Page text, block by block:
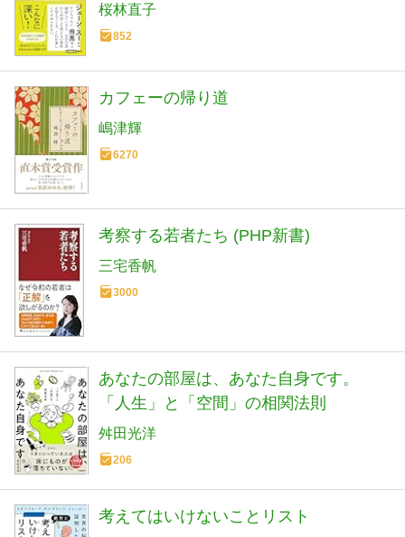
桜林直子
852
カフェーの帰り道
嶋津輝
6270
考察する若者たち (PHP新書)
三宅香帆
3000
あなたの部屋は、あなた自身です。
「人生」と「空間」の相関法則
舛田光洋
206
考えてはいけないことリスト